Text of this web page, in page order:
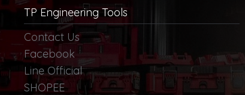
TP Engineering Tools
Contact Us
Facebook
Line Official
SHOPEE